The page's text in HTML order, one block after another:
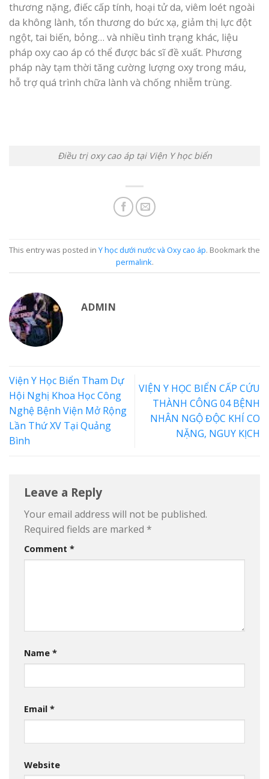
thương nặng, điếc cấp tính, hoại tử da, viêm loét ngoài
da không lành, tổn thương do bức xạ, giảm thị lực đột
ngột, tai biến, bỏng… và nhiều tình trạng khác, liệu
pháp oxy cao áp có thể được bác sĩ đề xuất. Phương
pháp này tạm thời tăng cường lượng oxy trong máu,
hỗ trợ quá trình chữa lành và chống nhiễm trùng.
Điều trị oxy cao áp tại Viện Y học biển
This entry was posted in Y học dưới nước và Oxy cao áp. Bookmark the
permalink.
ADMIN
Viện Y Học Biển Tham Dự
Hội Nghị Khoa Học Công
Nghệ Bệnh Viện Mở Rộng
Lần Thứ XV Tại Quảng
Bình
VIỆN Y HỌC BIỂN CẤP CỨU
THÀNH CÔNG 04 BỆNH
NHÂN NGỘ ĐỘC KHÍ CO
NẶNG, NGUY KỊCH
Leave a Reply
Your email address will not be published.
Required fields are marked *
Comment *
Name *
Email *
Website